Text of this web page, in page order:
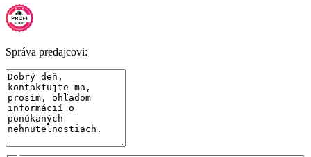
Správa predajcovi: